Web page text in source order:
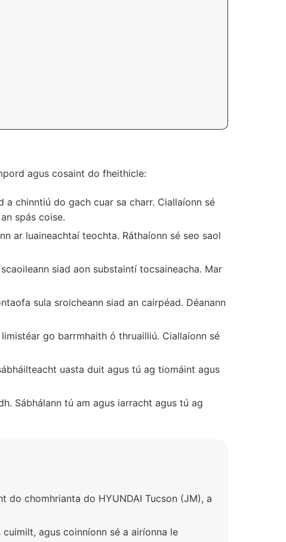
agus cosaint do fheithicle:
chinntiú do gach cuar sa charr. Ciallaíonn sé
spás coise.
ar luaineachtaí teochta. Ráthaíonn sé seo saol
siad aon substaintí tocsaineacha. Mar
sula sroicheann siad an cairpéad. Déanann
go barrmhaith ó thruailliú. Ciallaíonn sé
uasta duit agus tú ag tiomáint agus
Sábhálann tú am agus iarracht agus tú ag
do chomhrianta do HYUNDAI Tucson (JM), a
agus coinníonn sé a airíonna le